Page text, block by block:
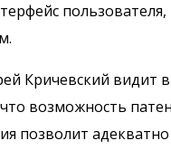
Кричевский видит
возможность
позволит